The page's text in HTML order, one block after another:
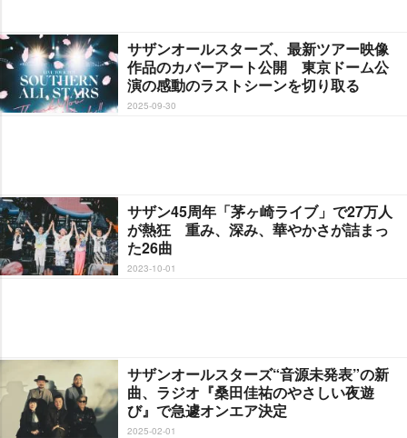
サザンオールスターズ、最新ツアー映像
作品のカバーアート公開 東京ドーム公
演の感動のラストシーンを切り取る
2025-09-30
サザン45周年「茅ヶ崎ライブ」で27万人
が熱狂 重み、深み、華やかさが詰まっ
た26曲
2023-10-01
サザンオールスターズ“音源未発表”の新
曲、ラジオ『桑田佳祐のやさしい夜遊
び』で急遽オンエア決定
2025-02-01